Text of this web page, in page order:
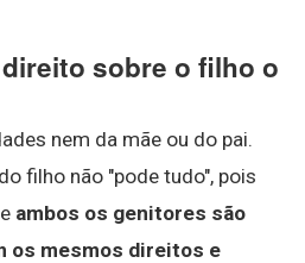
sobre o filho o
nem da mãe ou do pai.
filho não "pode tudo", pois
ambos os genitores são
os mesmos direitos e